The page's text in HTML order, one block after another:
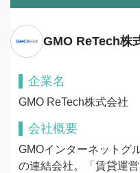
GMO ReTech株
企業名
GMO ReTech株式会社
会社概要
GMOインターネットグ
の連結会社。「賃貸運